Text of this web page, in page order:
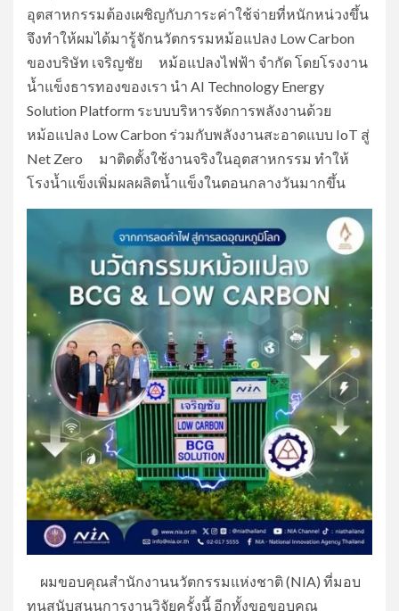
อุตสาหกรรมต้องเผชิญกับภาระค่าใช้จ่ายที่หนักหน่วงขึ้น
จึงทำให้ผมได้มารู้จักนวัตกรรมหม้อแปลง Low Carbon
ของบริษัท เจริญชัย หม้อแปลงไฟฟ้า จำกัด โดยโรงงาน
น้ำแข็งธารทองของเรา นำ AI Technology Energy
Solution Platform ระบบบริหารจัดการพลังงานด้วย
หม้อแปลง Low Carbon ร่วมกับพลังงานสะอาดแบบ IoT สู่
Net Zero มาติดตั้งใช้งานจริงในอุตสาหกรรม ทำให้
โรงน้ำแข็งเพิ่มผลผลิตน้ำแข็งในตอนกลางวันมากขึ้น
ผมขอบคุณสำนักงานนวัตกรรมแห่งชาติ (NIA) ที่มอบ
ทุนสนับสนุนการงานวิจัยครั้งนี้ อีกทั้งขอขอบคุณ